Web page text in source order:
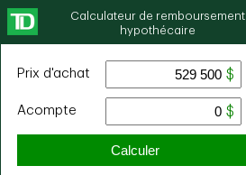
Calculateur de remboursement
hypothécaire
Prix ​​d'achat
Acompte
Calculer